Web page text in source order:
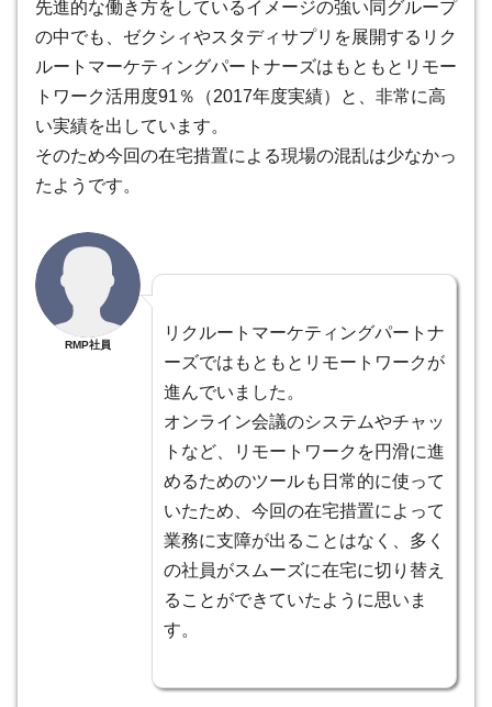
先進的な働き方をしているイメージの強い同グループ
の中でも、ゼクシィやスタディサプリを展開するリク
ルートマーケティングパートナーズはもともとリモー
トワーク活用度91％（2017年度実績）と、非常に高
い実績を出しています。
そのため今回の在宅措置による現場の混乱は少なかっ
たようです。
RMP社員
リクルートマーケティングパートナ
ーズではもともとリモートワークが
進んでいました。
オンライン会議のシステムやチャッ
トなど、リモートワークを円滑に進
めるためのツールも日常的に使って
いたため、今回の在宅措置によって
業務に支障が出ることはなく、多く
の社員がスムーズに在宅に切り替え
ることができていたように思いま
す。